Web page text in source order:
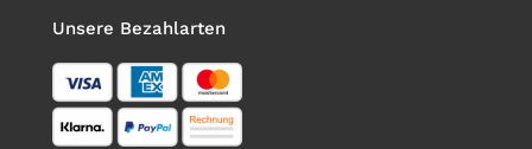
Unsere Bezahlarten